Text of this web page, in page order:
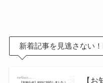
新着記事を見逃さない
【